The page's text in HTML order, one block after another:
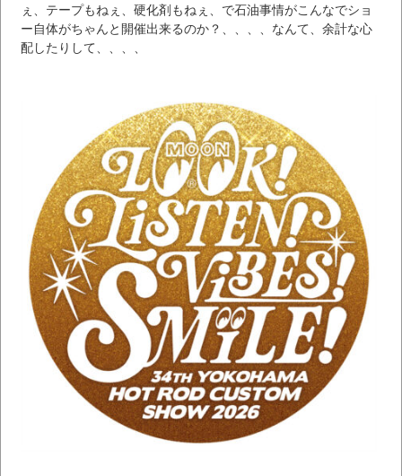
ぇ、テープもねぇ、硬化剤もねぇ、で石油事情がこんなでショ
ー自体がちゃんと開催出来るのか？、、、、なんて、余計な心
配したりして、、、、